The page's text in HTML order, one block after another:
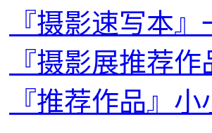
『摄影速写本
『摄影展推荐
『推荐作品』